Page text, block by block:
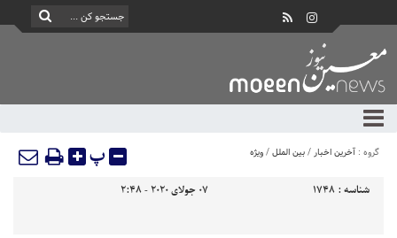
گروه : آخرین اخبار/بین الملل/ویژه پ
شناسه : 1748 07 جولای 2020 - 2:48